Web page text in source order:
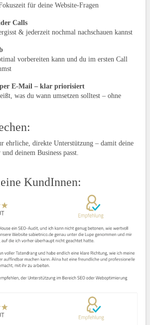
für deine Website-Fragen
Calls
& jederzeit nochmal nachschauen kannst
vorbereiten kann und du im ersten Call
E-Mail – klar priorisiert
was du wann umsetzen solltest – ohne
ehrliche, direkte Unterstützung – damit deine
deinem Business passt.
KundInnen: